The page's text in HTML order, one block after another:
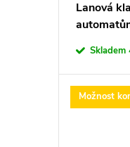
k
o
d
Lanová
Skladem
Možnost